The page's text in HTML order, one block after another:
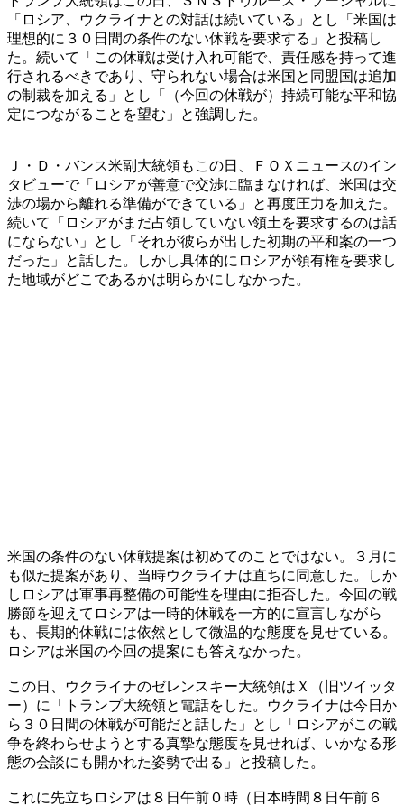
「ロシア、ウクライナとの対話は続いている」とし「米国は
理想的に３０日間の条件のない休戦を要求する」と投稿し
た。続いて「この休戦は受け入れ可能で、責任感を持って進
行されるべきであり、守られない場合は米国と同盟国は追加
の制裁を加える」とし「（今回の休戦が）持続可能な平和協
定につながることを望む」と強調した。
Ｊ・Ｄ・バンス米副大統領もこの日、ＦＯＸニュースのイン
タビューで「ロシアが善意で交渉に臨まなければ、米国は交
渉の場から離れる準備ができている」と再度圧力を加えた。
続いて「ロシアがまだ占領していない領土を要求するのは話
にならない」とし「それが彼らが出した初期の平和案の一つ
だった」と話した。しかし具体的にロシアが領有権を要求し
た地域がどこであるかは明らかにしなかった。
米国の条件のない休戦提案は初めてのことではない。３月に
も似た提案があり、当時ウクライナは直ちに同意した。しか
しロシアは軍事再整備の可能性を理由に拒否した。今回の戦
勝節を迎えてロシアは一時的休戦を一方的に宣言しながら
も、長期的休戦には依然として微温的な態度を見せている。
ロシアは米国の今回の提案にも答えなかった。
この日、ウクライナのゼレンスキー大統領はＸ（旧ツイッタ
ー）に「トランプ大統領と電話をした。ウクライナは今日か
ら３０日間の休戦が可能だと話した」とし「ロシアがこの戦
争を終わらせようとする真摯な態度を見せれば、いかなる形
態の会談にも開かれた姿勢で出る」と投稿した。
これに先立ちロシアは８日午前０時（日本時間８日午前６